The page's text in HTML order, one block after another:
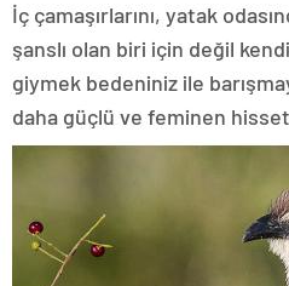
İç çamaşırlarını, yatak
şanslı olan biri için değil
giymek bedeniniz ile
daha güçlü ve feminen